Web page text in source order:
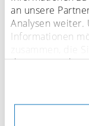
an unsere
Analysen weiter.
Informationen
die sie im
gesammelt
Drittländer
dass Behörden
auswerten. Sie